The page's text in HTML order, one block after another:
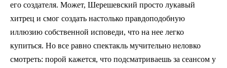
его создателя. Может, Шерешевский просто лукавый
хитрец и смог создать настолько правдоподобную
иллюзию собственной исповеди, что на нее легко
купиться. Но все равно спектакль мучительно неловко
смотреть: порой кажется, что подсматриваешь за сеансом у